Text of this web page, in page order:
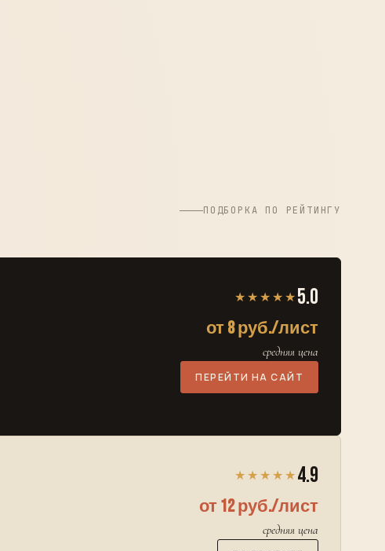
ПОДБОРКА ПО РЕЙТИНГУ
★★★★★ 5.0
от 8 руб./лист
средняя цена
ПЕРЕЙТИ НА САЙТ
★★★★★ 4.9
от 12 руб./лист
средняя цена